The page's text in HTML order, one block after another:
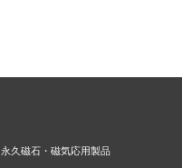
永久磁石・磁気応用製品